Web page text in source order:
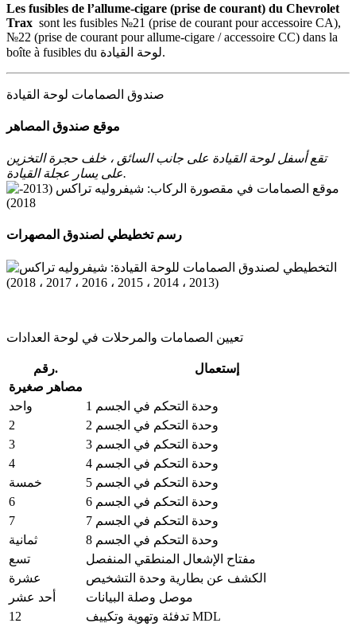
Les fusibles de l’allume-cigare (prise de courant) du Chevrolet
Trax sont les fusibles №21 (prise de courant pour accessoire CA),
№22 (prise de courant pour allume-cigare / accessoire CC) dans la
boîte à fusibles du لوحة القيادة.
صندوق الصمامات لوحة القيادة
موقع صندوق المصاهر
تقع أسفل لوحة القيادة على جانب السائق ، خلف حجرة التخزين
على يسار عجلة القيادة.
رسم تخطيطي لصندوق المصهرات
تعيين الصمامات والمرحلات في لوحة العدادات
رقم.
إستعمال
مصاهر صغيرة
واحد
وحدة التحكم في الجسم 1
2
وحدة التحكم في الجسم 2
3
وحدة التحكم في الجسم 3
4
وحدة التحكم في الجسم 4
خمسة
وحدة التحكم في الجسم 5
6
وحدة التحكم في الجسم 6
7
وحدة التحكم في الجسم 7
ثمانية
وحدة التحكم في الجسم 8
تسع
مفتاح الإشعال المنطقي المنفصل
عشرة
الكشف عن بطارية وحدة التشخيص
أحد عشر
موصل وصلة البيانات
12
تدفئة وتهوية وتكييف MDL